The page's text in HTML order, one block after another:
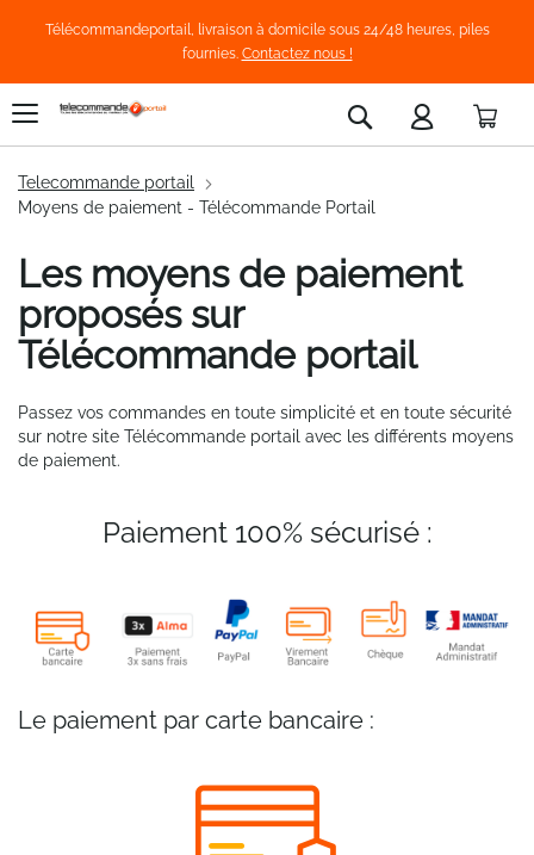
Télécommandeportail, livraison à domicile sous 24/48 heures, piles
fournies. Contactez nous !
Rechercher
Telecommande portail
Moyens de paiement - Télécommande Portail
Les moyens de paiement
proposés sur
Télécommande portail
Passez vos commandes en toute simplicité et en toute sécurité
sur notre site Télécommande portail avec les différents moyens
de paiement.
Paiement 100% sécurisé :
Le paiement par carte bancaire :